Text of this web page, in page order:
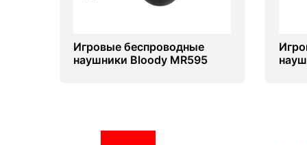
Игровые беспроводные
наушники Bloody MR595